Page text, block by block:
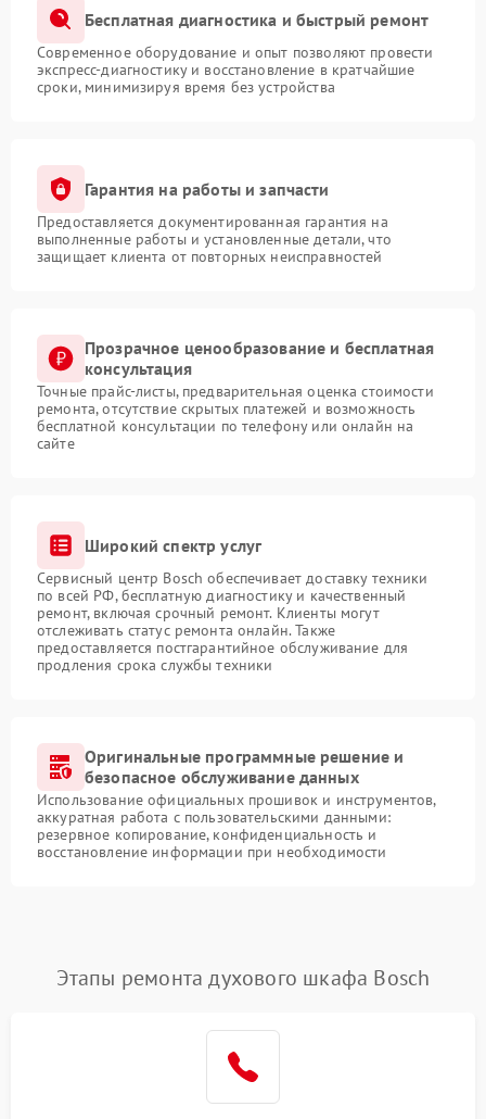
Бесплатная диагностика и быстрый ремонт
Современное оборудование и опыт позволяют провести
экспресс-диагностику и восстановление в кратчайшие
сроки, минимизируя время без устройства
Гарантия на работы и запчасти
Предоставляется документированная гарантия на
выполненные работы и установленные детали, что
защищает клиента от повторных неисправностей
Прозрачное ценообразование и бесплатная
консультация
Точные прайс-листы, предварительная оценка стоимости
ремонта, отсутствие скрытых платежей и возможность
бесплатной консультации по телефону или онлайн на
сайте
Широкий спектр услуг
Сервисный центр Bosch обеспечивает доставку техники
по всей РФ, бесплатную диагностику и качественный
ремонт, включая срочный ремонт. Клиенты могут
отслеживать статус ремонта онлайн. Также
предоставляется постгарантийное обслуживание для
продления срока службы техники
Оригинальные программные решение и
безопасное обслуживание данных
Использование официальных прошивок и инструментов,
аккуратная работа с пользовательскими данными:
резервное копирование, конфиденциальность и
восстановление информации при необходимости
Этапы ремонта духового шкафа Bosch